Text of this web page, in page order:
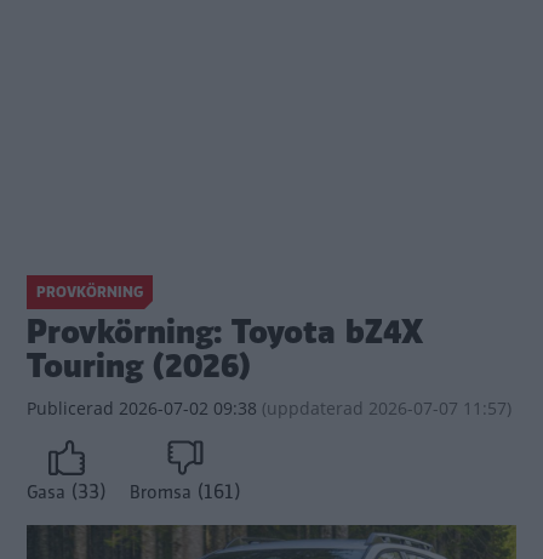
PROVKÖRNING
Provkörning: Toyota bZ4X
Touring (2026)
Publicerad 2026-07-02 09:38 (uppdaterad 2026-07-07 11:57)
Gasa (33) Bromsa (161)